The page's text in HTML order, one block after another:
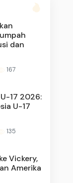
dan
167
17 2026:
U-17
135
Vickery,
Amerika